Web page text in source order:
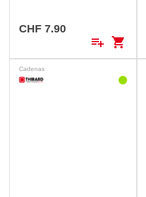
CHF 7.90
playlist_add shopping_cart
Cadenas